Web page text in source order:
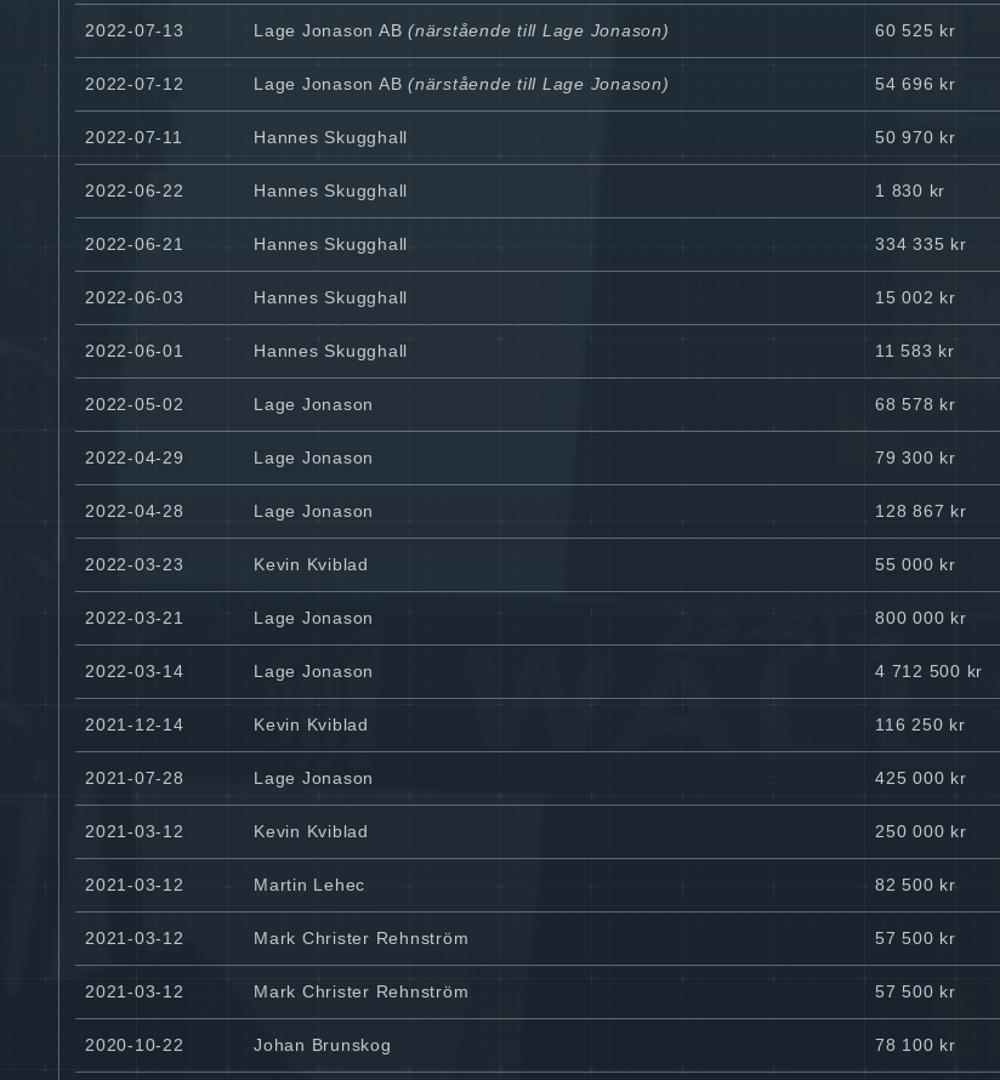
2022-07-13 Lage Jonason AB (närstående till Lage Jonason) 60 525 kr
2022-07-12 Lage Jonason AB (närstående till Lage Jonason) 54 696 kr
2022-07-11 Hannes Skugghall 50 970 kr
2022-06-22 Hannes Skugghall 1 830 kr
2022-06-21 Hannes Skugghall 334 335 kr
2022-06-03 Hannes Skugghall 15 002 kr
2022-06-01 Hannes Skugghall 11 583 kr
2022-05-02 Lage Jonason 68 578 kr
2022-04-29 Lage Jonason 79 300 kr
2022-04-28 Lage Jonason 128 867 kr
2022-03-23 Kevin Kviblad 55 000 kr
2022-03-21 Lage Jonason 800 000 kr
2022-03-14 Lage Jonason 4 712 500 kr
2021-12-14 Kevin Kviblad 116 250 kr
2021-07-28 Lage Jonason 425 000 kr
2021-03-12 Kevin Kviblad 250 000 kr
2021-03-12 Martin Lehec 82 500 kr
2021-03-12 Mark Christer Rehnström 57 500 kr
2021-03-12 Mark Christer Rehnström 57 500 kr
2020-10-22 Johan Brunskog 78 100 kr